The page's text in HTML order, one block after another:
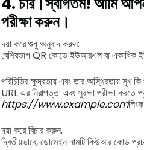
পরীক্ষা করুন।
দয়া করে শুধু অনুবাদ করুন:
বেশিরভাগ QR কোডে ইউআরএল বা একাধিক
পরিচিতির ক্ষুদ্রতায় এবং তার অস্থিরতায় সুখ
URL এর নিরাপত্তা এবং সুরক্ষা পরীক্ষা
https://www.example.com
দয়া করে বিচার করুন.
দ্বিতীয়ভাবে, ডোমেইন নামটি কিউআর কোড